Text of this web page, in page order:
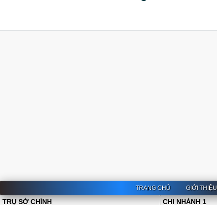
TRANG CHỦ GIỚI THIỆU
TRỤ SỞ CHÍNH CHI NHÁNH 1